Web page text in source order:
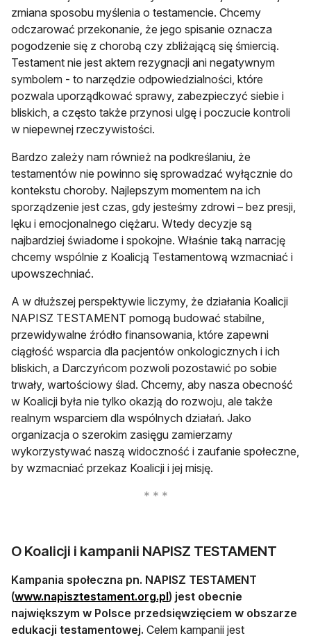
zmiana sposobu myślenia o testamencie. Chcemy
odczarować przekonanie, że jego spisanie oznacza
pogodzenie się z chorobą czy zbliżającą się śmiercią.
Testament nie jest aktem rezygnacji ani negatywnym
symbolem - to narzędzie odpowiedzialności, które
pozwala uporządkować sprawy, zabezpieczyć siebie i
bliskich, a często także przynosi ulgę i poczucie kontroli
w niepewnej rzeczywistości.
Bardzo zależy nam również na podkreślaniu, że
testamentów nie powinno się sprowadzać wyłącznie do
kontekstu choroby. Najlepszym momentem na ich
sporządzenie jest czas, gdy jesteśmy zdrowi – bez presji,
lęku i emocjonalnego ciężaru. Wtedy decyzje są
najbardziej świadome i spokojne. Właśnie taką narrację
chcemy wspólnie z Koalicją Testamentową wzmacniać i
upowszechniać.
A w dłuższej perspektywie liczymy, że działania Koalicji
NAPISZ TESTAMENT pomogą budować stabilne,
przewidywalne źródło finansowania, które zapewni
ciągłość wsparcia dla pacjentów onkologicznych i ich
bliskich, a Darczyńcom pozwoli pozostawić po sobie
trwały, wartościowy ślad. Chcemy, aby nasza obecność
w Koalicji była nie tylko okazją do rozwoju, ale także
realnym wsparciem dla wspólnych działań. Jako
organizacja o szerokim zasięgu zamierzamy
wykorzystywać naszą widoczność i zaufanie społeczne,
by wzmacniać przekaz Koalicji i jej misję.
O Koalicji i kampanii NAPISZ TESTAMENT
Kampania społeczna pn. NAPISZ TESTAMENT
(www.napisztestament.org.plotwiera się w nowej karcie
) jest obecnie
największym w Polsce przedsięwzięciem w obszarze
edukacji testamentowej. Celem kampanii jest